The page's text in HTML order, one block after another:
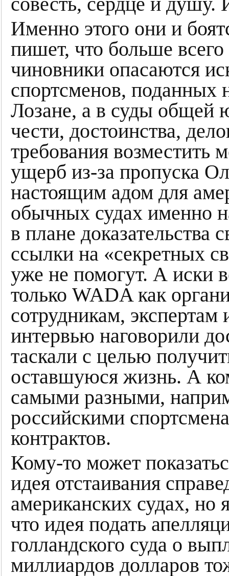
Именно этого они и
пишет, что больше
чиновники опасаются
спортсменов, поданных
Лозане, а в суды общей
чести, достоинства,
требования возместить
ущерб из-за пропуска
настоящим адом для
обычных судах именно
в плане доказательства
ссылки на «секретных
уже не помогут. А иски
только WADA как
сотрудникам,
интервью наговорили
таскали с целью
оставшуюся жизнь. А
самыми разными,
российскими
контрактов.
Кому-то может
идея отстаивания
американских судах, но
что идея подать
голландского суда о
миллиардов долларов